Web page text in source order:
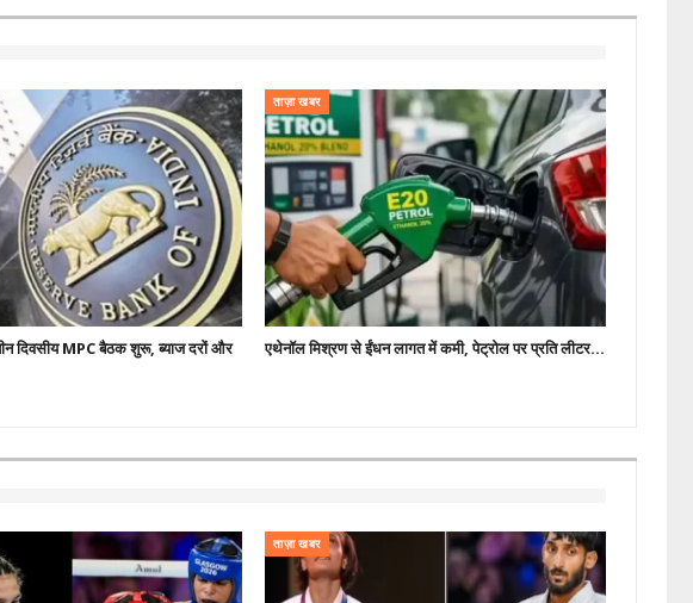
दिवसीय MPC बैठक शुरू, ब्याज दरों और
ताज़ा खबर
एथेनॉल मिश्रण से ईंधन लागत में कमी, पेट्रोल पर प्रति लीटर…
ताज़ा खबर